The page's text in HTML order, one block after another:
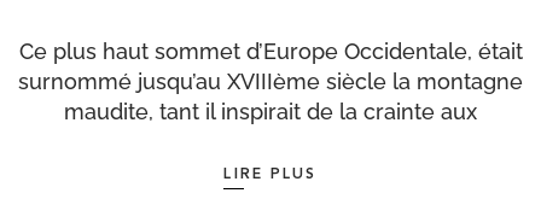
Ce plus haut sommet d’Europe Occidentale, était
surnommé jusqu’au XVIIIème siècle la montagne
maudite, tant il inspirait de la crainte aux
suisse, Horace-Bénédict de Saussure, décida
LIRE PLUS